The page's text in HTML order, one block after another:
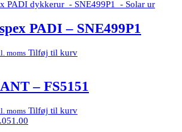
PADI – SNE499P1
moms Tilføj til kurv
– FS5151
moms Tilføj til kurv